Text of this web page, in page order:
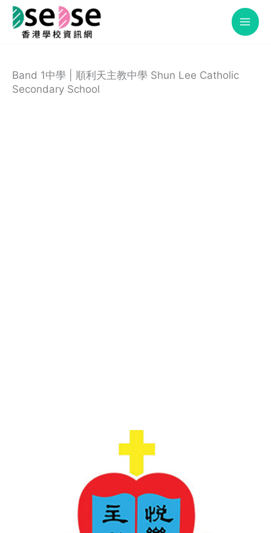
Skip
Band 1中學 | 順利天主教中學 Shun Lee Catholic
Secondary School